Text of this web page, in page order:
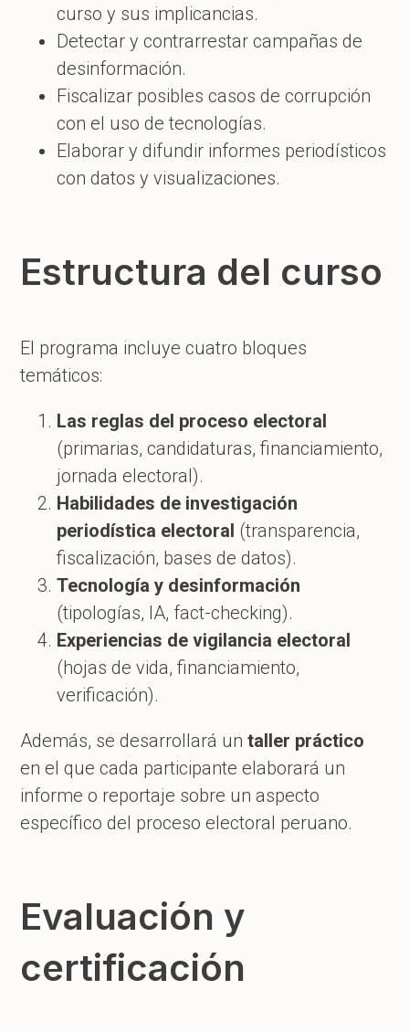
curso y sus implicancias.
Detectar y contrarrestar campañas de
desinformación.
Fiscalizar posibles casos de corrupción
con el uso de tecnologías.
Elaborar y difundir informes periodísticos
con datos y visualizaciones.
Estructura del curso
El programa incluye cuatro bloques
temáticos:
Las reglas del proceso electoral
(primarias, candidaturas, financiamiento,
jornada electoral).
Habilidades de investigación
periodística electoral (transparencia,
fiscalización, bases de datos).
Tecnología y desinformación
(tipologías, IA, fact-checking).
Experiencias de vigilancia electoral
(hojas de vida, financiamiento,
verificación).
Además, se desarrollará untaller práctico
en el que cada participante elaborará un
informe o reportaje sobre un aspecto
específico del proceso electoral peruano.
Evaluación y
certificación